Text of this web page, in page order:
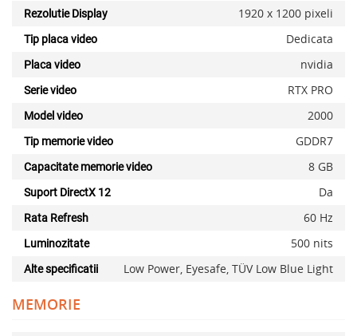
Rezolutie Display 1920 x 1200 pixeli
Tip placa video Dedicata
Placa video nvidia
Serie video RTX PRO
Model video 2000
Tip memorie video GDDR7
Capacitate memorie video 8 GB
Suport DirectX 12 Da
Rata Refresh 60 Hz
Luminozitate 500 nits
Alte specificatii Low Power, Eyesafe, TÜV Low Blue Light
MEMORIE